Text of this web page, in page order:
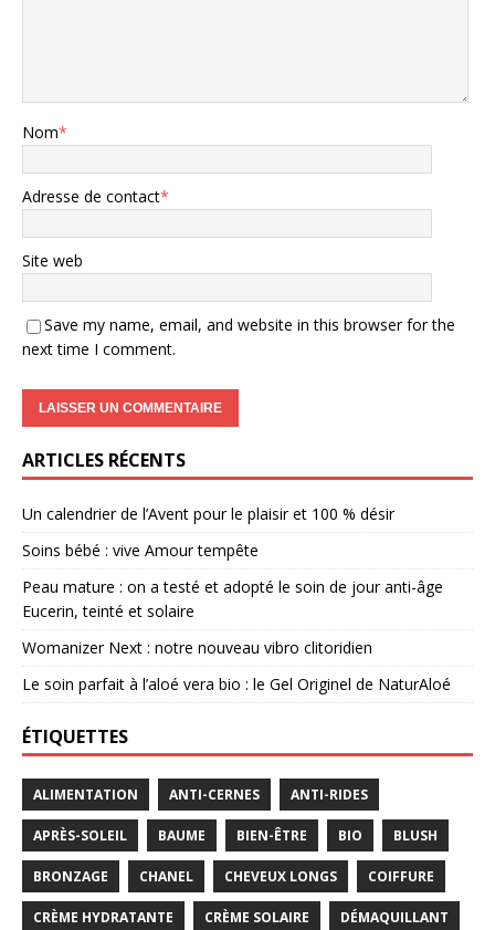
Nom*
Adresse de contact*
Site web
Save my name, email, and website in this browser for the
next time I comment.
ARTICLES RÉCENTS
Un calendrier de l’Avent pour le plaisir et 100 % désir
Soins bébé : vive Amour tempête
Peau mature : on a testé et adopté le soin de jour anti-âge
Eucerin, teinté et solaire
Womanizer Next : notre nouveau vibro clitoridien
Le soin parfait à l’aloé vera bio : le Gel Originel de NaturAloé
ÉTIQUETTES
ALIMENTATION ANTI-CERNES ANTI-RIDES
APRÈS-SOLEIL BAUME BIEN-ÊTRE BIO BLUSH
BRONZAGE CHANEL CHEVEUX LONGS COIFFURE
CRÈME HYDRATANTE CRÈME SOLAIRE DÉMAQUILLANT